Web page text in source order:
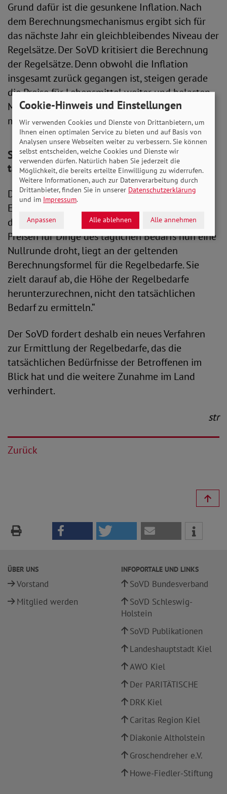
Grund dafür ist die gesunkene Inflation. Nach
dem Berechnungsmechanismus ergibt sich für
das nächste Jahr ein gleichbleibendes Niveau der
Regelsätze. Der SoVD kritisiert die Berechnung
der Regelsätze. Denn obwohl die Inflation
insgesamt zurück gegangen ist, steigen gerade
die Preise für Lebensmittel weiter und belasten
Menschen, die vom Existenzminimum leben
müssen.
SoVD: Regelsätze spiegeln nicht
tatsächlichen Bedarf wider
Die SoVD-Vorstandsvorsitzende Michaela
Engelmeier stellt dazu fest: „Dass nach Jahren
der Krise und auf hohem Niveau verharrenden
Preisen für Dinge des täglichen Bedarfs nun eine
Nullrunde droht, liegt an der geltenden
Berechnungsformel für die Regelbedarfe. Sie
zielt darauf ab, die Höhe der Regelbedarfe
herunterzurechnen, nicht den tatsächlichen
Bedarf zu ermitteln.“
Der SoVD fordert deshalb ein neues Verfahren
zur Ermittlung der Regelbedarfe, das die
tatsächlichen Bedürfnisse der Betroffenen im
Blick hat und die weitere Zunahme im Land
verhindert.
str
Zurück
ÜBER UNS
Vorstand
Mitglied werden
INFOPORTALE UND LINKS
SoVD Bundesverband
SoVD Schleswig-
Holstein
SoVD Publikationen
Landeshauptstadt Kiel
AWO Kiel
Der PARITÄTISCHE
DRK Kiel
Caritas Region Kiel
Diakonie Altholstein
Groschendreher e.V.
Howe-Fiedler-Stiftung
Cookie-Hinweis und Einstellungen
Wir verwenden Cookies und Dienste von Drittanbietern, um
Ihnen einen optimalen Service zu bieten und auf Basis von
Analysen unsere Webseiten weiter zu verbessern. Sie können
selbst entscheiden, welche Cookies und Dienste wir
verwenden dürfen. Natürlich haben Sie jederzeit die
Möglichkeit, die bereits erteilte Einwilligung zu widerrufen.
Weitere Informationen, auch zur Datenverarbeitung durch
Drittanbieter, finden Sie in unserer Datenschutzerklärung
und im Impressum.
Anpassen Alle ablehnen Alle annehmen